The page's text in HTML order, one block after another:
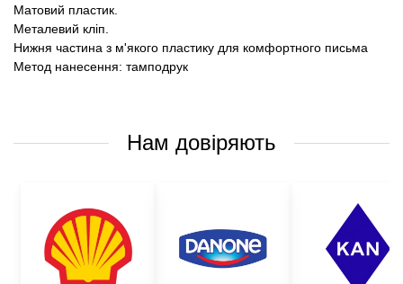
Матовий пластик.
Металевий кліп.
Нижня частина з м'якого пластику для комфортного письма
Метод нанесення: тамподрук
Нам довіряють